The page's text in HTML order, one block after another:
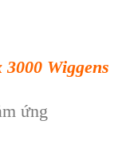
Wiggens
ứng